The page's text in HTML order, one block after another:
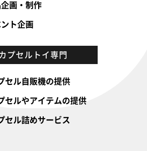
画・制作
ト企画
カプセルトイ専門
セル自販機の提供
セルやアイテムの提供
セル詰めサービス